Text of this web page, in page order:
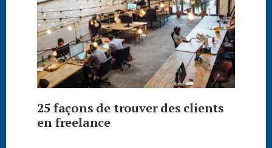
25 façons de trouver des clients
en freelance